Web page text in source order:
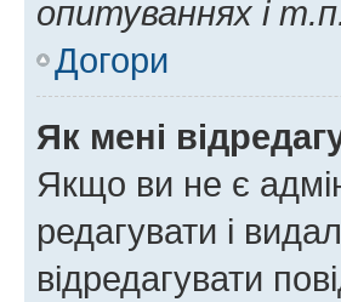
опитуваннях і
Догори
Як мені
Якщо ви не є
редагувати і
відредагувати